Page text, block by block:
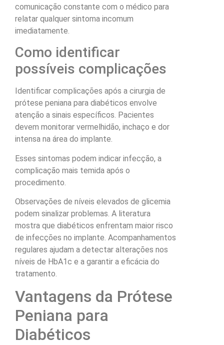
comunicação constante com o médico para
relatar qualquer sintoma incomum
imediatamente.
Como identificar
possíveis complicações
Identificar complicações após a cirurgia de
prótese peniana para diabéticos envolve
atenção a sinais específicos. Pacientes
devem monitorar vermelhidão, inchaço e dor
intensa na área do implante.
Esses sintomas podem indicar infecção, a
complicação mais temida após o
procedimento.
Observações de níveis elevados de glicemia
podem sinalizar problemas. A literatura
mostra que diabéticos enfrentam maior risco
de infecções no implante. Acompanhamentos
regulares ajudam a detectar alterações nos
níveis de HbA1c e a garantir a eficácia do
tratamento.
Vantagens da Prótese
Peniana para
Diabéticos